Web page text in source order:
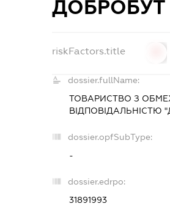
ДОБРОБУТ
riskFactors.title
dossier.fullName:
ТОВАРИСТВО З
ВІДПОВІДАЛЬНІСТЮ
dossier.opfSubType:
-
dossier.edrpo:
31891993